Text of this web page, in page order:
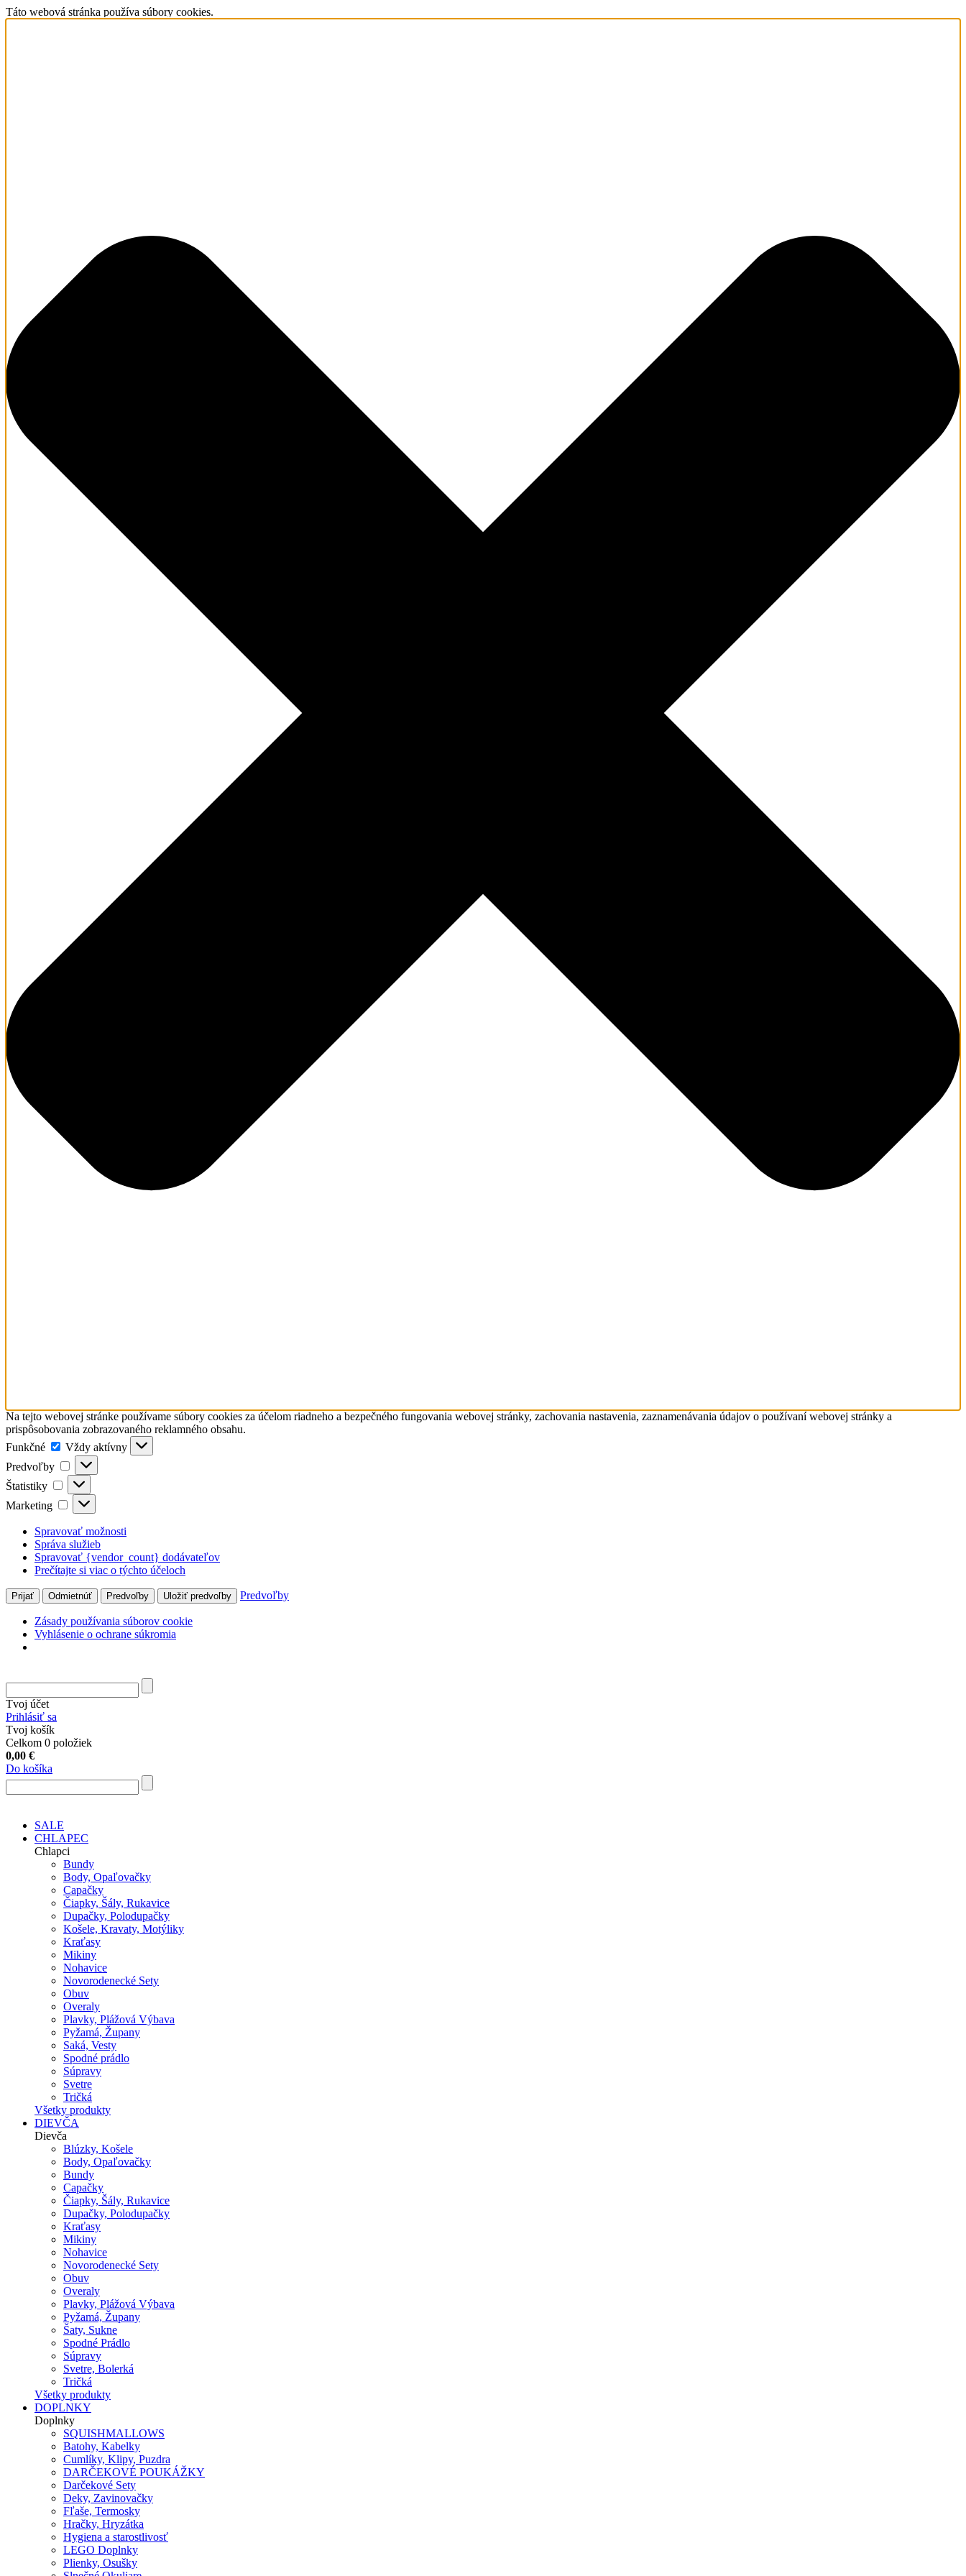
Táto webová stránka používa súbory cookies.
Na tejto webovej stránke používame súbory cookies za účelom riadneho a bezpečného fungovania webovej stránky, zachovania nastavenia, zaznamenávania údajov o používaní webovej stránky a
prispôsobovania zobrazovaného reklamného obsahu.
Funkčné
Funkčné
Vždy aktívny
Predvoľby
Predvoľby
Štatistiky Štatistiky
Marketing Marketing
Spravovať možnosti
Správa služieb
Spravovať {vendor_count} dodávateľov
Prečítajte si viac o týchto účeloch
Prijať Odmietnúť Predvoľby Uložiť predvoľby Predvoľby
Zásady používania súborov cookie
Vyhlásenie o ochrane súkromia
Tvoj účet
Prihlásiť sa
Tvoj košík
Celkom 0 položiek
0,00 €
Do košíka
SALE
CHLAPEC
Chlapci
Bundy
Body, Opaľovačky
Capačky
Čiapky, Šály, Rukavice
Dupačky, Polodupačky
Košele, Kravaty, Motýliky
Kraťasy
Mikiny
Nohavice
Novorodenecké Sety
Obuv
Overaly
Plavky, Plážová Výbava
Pyžamá, Župany
Saká, Vesty
Spodné prádlo
Súpravy
Svetre
Tričká
Všetky produkty
DIEVČA
Dievča
Blúzky, Košele
Body, Opaľovačky
Bundy
Capačky
Čiapky, Šály, Rukavice
Dupačky, Polodupačky
Kraťasy
Mikiny
Nohavice
Novorodenecké Sety
Obuv
Overaly
Plavky, Plážová Výbava
Pyžamá, Župany
Šaty, Sukne
Spodné Prádlo
Súpravy
Svetre, Bolerká
Tričká
Všetky produkty
DOPLNKY
Doplnky
SQUISHMALLOWS
Batohy, Kabelky
Cumlíky, Klipy, Puzdra
DARČEKOVÉ POUKÁŽKY
Darčekové Sety
Deky, Zavinovačky
Fľaše, Termosky
Hračky, Hryzátka
Hygiena a starostlivosť
LEGO Doplnky
Plienky, Osušky